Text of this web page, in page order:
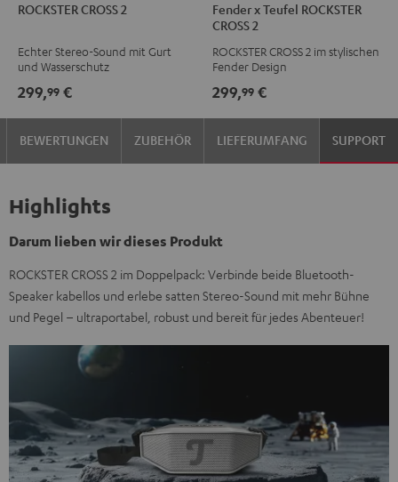
CROSS
Black
Green
CROSS
Black
Red
CROSS
Light
ROCKSTER CROSS 2
Echter Stereo-Sound mit Gurt
und Wasserschutz
299,99 €
x
Teufel
ROCKSTER
2
Black
&
Steel
Fender x Teufel ROCKSTER
CROSS 2
ROCKSTER CROSS 2 im stylischen
Fender Design
299,99 €
BEWERTUNGEN ZUBEHÖR LIEFERUMFANG SUPPORT
Highlights
Darum lieben wir dieses Produkt
ROCKSTER CROSS 2 im Doppelpack: Verbinde beide Bluetooth-
Speaker kabellos und erlebe satten Stereo-Sound mit mehr Bühne
und Pegel – ultraportabel, robust und bereit für jedes Abenteuer!